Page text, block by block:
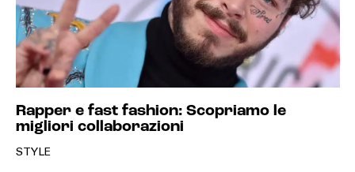
Rapper e fast fashion: Scopriamo le
migliori collaborazioni
STYLE